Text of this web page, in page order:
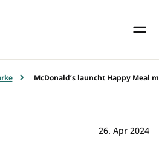
McDonald’s launcht Happy Meal
26. Apr 2024